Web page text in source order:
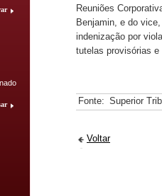
Reuniões
Benjamin, e do
indenização por
tutelas provisórias e
Fonte: Superior
Voltar